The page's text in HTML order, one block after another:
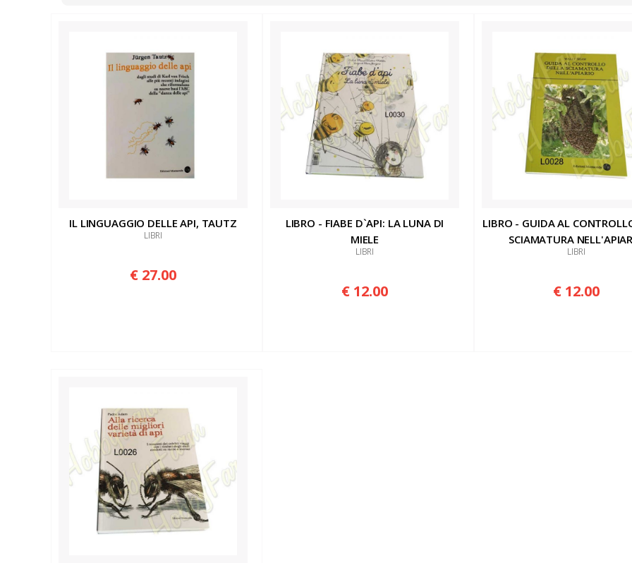
ABBIGLIAMENTO CON LOGO
GADGET
LIBRI
STAMPI
IL LINGUAGGIO DELLE API, TAUTZ
LIBRI
€ 27.00
LIBRO - FIABE D`API: LA LUNA DI
MIELE
LIBRI
€ 12.00
LIBRO - GUIDA AL
SCIAMATURA
LIBRI
€ 12.00